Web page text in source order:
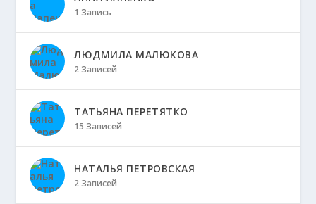
1 Запись
ЛЮДМИЛА МАЛЮКОВА
2 Записей
ТАТЬЯНА ПЕРЕТЯТКО
15 Записей
НАТАЛЬЯ ПЕТРОВСКАЯ
2 Записей